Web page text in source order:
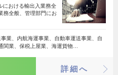
における輸出入業務全
務全般、管理部門にお
業、内航海運事業、自動車運送事業、自
関業、保税上屋業、海運貨物…
詳細へ